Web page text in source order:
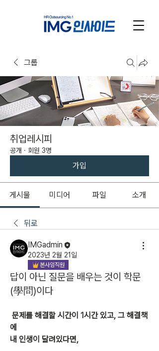
그룹
취업레시피
공개 · 회원 3명
가입
게시물 미디어 파일 소개
뒤로
IMGadmin
2023년 2월 21일
본사임직원
답이 아닌 질문을 배우는 것이 학문
(學問)이다
에
내 인생이 달려있다면,